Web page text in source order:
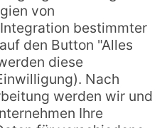
tropische
bis hin zur
auf der eigenen
um alles
etwas ganz